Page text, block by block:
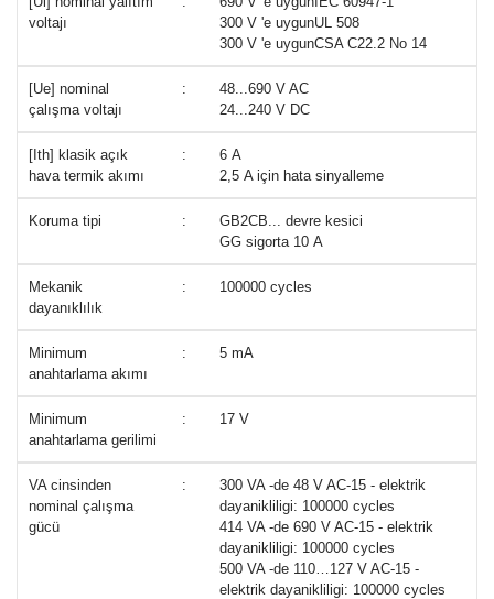
voltajı
300 V 'e uygunUL 508
300 V 'e uygunCSA C22.2 No 14
[Ue] nominal
çalışma voltajı
:
48...690 V AC
24...240 V DC
[Ith] klasik açık
hava termik akımı
:
6 A
2,5 A için hata sinyalleme
Koruma tipi :
GB2CB... devre kesici
GG sigorta 10 A
Mekanik
dayanıklılık
: 100000 cycles
Minimum
anahtarlama akımı
: 5 mA
Minimum
anahtarlama gerilimi
: 17 V
VA cinsinden
nominal çalışma
gücü
:
300 VA -de 48 V AC-15 - elektrik
dayanikliligi: 100000 cycles
414 VA -de 690 V AC-15 - elektrik
dayanikliligi: 100000 cycles
500 VA -de 110…127 V AC-15 -
elektrik dayanikliligi: 100000 cycles